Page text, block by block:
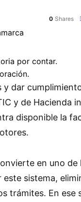
0 Shares
dar
y de Hacienda
disponible la
en uno de
sistema,
trámites. En ese